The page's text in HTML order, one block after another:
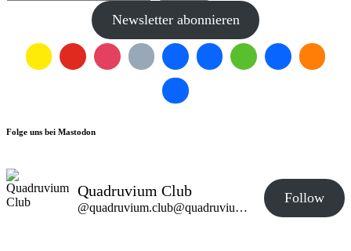
Newsletter abonnieren
Folge uns bei Mastodon
Quadruvium Club
@quadruvium.club@quadruvium.club
Follow